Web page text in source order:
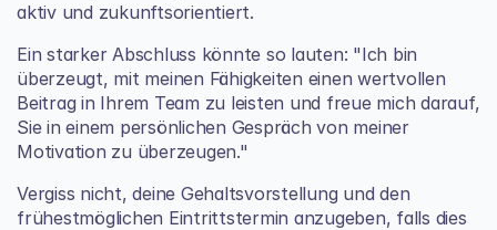
aktiv und zukunftsorientiert.
Ein starker Abschluss könnte so lauten: "Ich bin
überzeugt, mit meinen Fähigkeiten einen wertvollen
Beitrag in Ihrem Team zu leisten und freue mich darauf,
Sie in einem persönlichen Gespräch von meiner
Motivation zu überzeugen."
Vergiss nicht, deine Gehaltsvorstellung und den
frühestmöglichen Eintrittstermin anzugeben, falls dies